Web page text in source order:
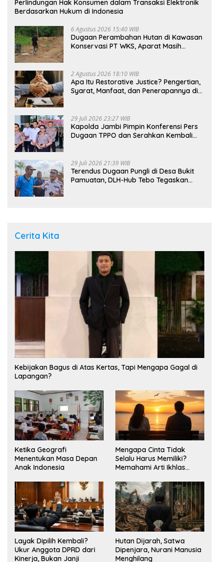
Perlindungan Hak Konsumen dalam Transaksi Elektronik
Berdasarkan Hukum di Indonesia
6 Agustus 2026 15:40 WIB
Dugaan Perambahan Hutan di Kawasan
Konservasi PT WKS, Aparat Masih
2 Agustus 2026 18:10 WIB
Apa Itu Restorative Justice? Pengertian,
Syarat, Manfaat, dan Penerapannya di
29 Juli 2026 23:27 WIB
Kapolda Jambi Pimpin Konferensi Pers
Dugaan TPPO dan Serahkan Kembali
29 Juli 2026 21:39 WIB
Terendus Dugaan Pungli di Desa Bukit
Pamuatan, DLH-Hub Tebo Tegaskan
Cerita Kita
Kebijakan Bagus di Atas Kertas, Tapi Mengapa Gagal di
Lapangan?
Ketika Geografi
Menentukan Masa Depan
Anak Indonesia
Mengapa Cinta Tidak
Selalu Harus Memiliki?
Memahami Arti Ikhlas
Layak Dipilih Kembali?
Ukur Anggota DPRD dari
Kinerja, Bukan Janji
Hutan Dijarah, Satwa
Dipenjara, Nurani Manusia
Menghilang